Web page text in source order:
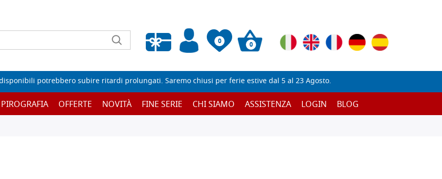
0
Wishlist vuota
0
potrebbero subire ritardi prolungati. Saremo chiusi per ferie estive dal 5 al 23 Agosto.
PIROGRAFIA OFFERTE NOVITÀ FINE SERIE CHI SIAMO ASSISTENZA LOGIN BLOG